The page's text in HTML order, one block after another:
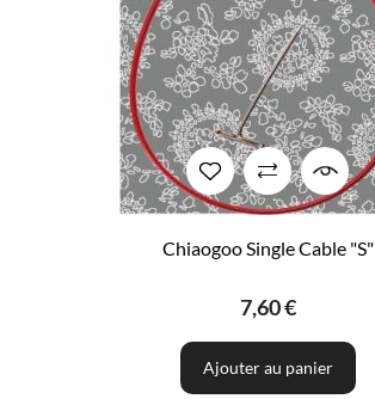
Chiaogoo Single Cable "S"
7,60 €
Ajouter au panier